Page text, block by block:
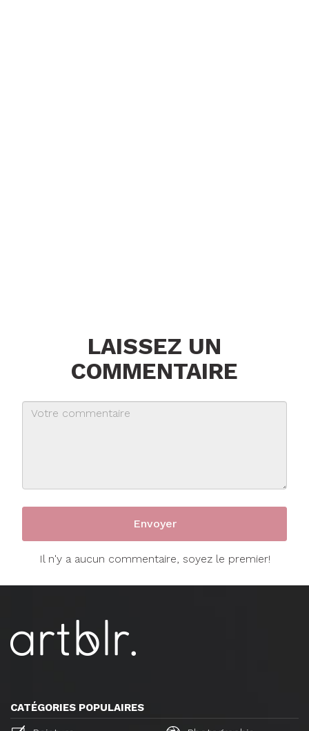
LAISSEZ UN
COMMENTAIRE
Il n'y a aucun commentaire, soyez le premier!
CATÉGORIES POPULAIRES